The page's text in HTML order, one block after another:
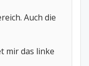
Auch die
mir das linke